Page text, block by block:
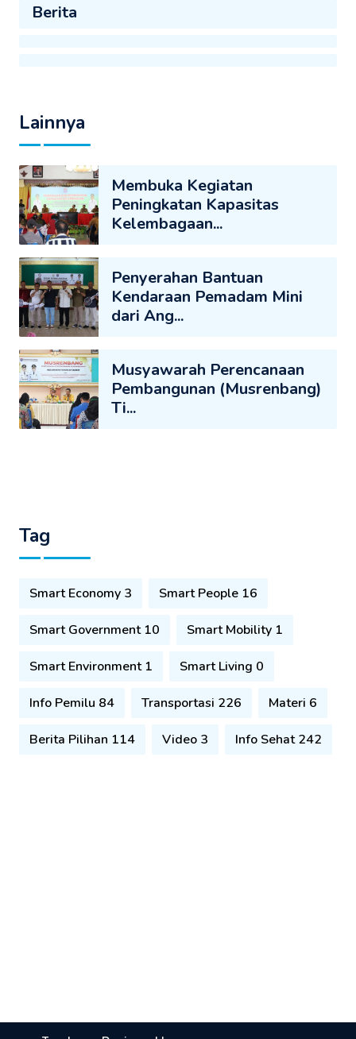
Berita
Lainnya
Membuka Kegiatan
Peningkatan Kapasitas
Kelembagaan...
Penyerahan Bantuan
Kendaraan Pemadam Mini
dari Ang...
Musyawarah Perencanaan
Pembangunan (Musrenbang)
Ti...
Tag
Smart Economy 3 Smart People 16
Smart Government 10 Smart Mobility 1
Smart Environment 1 Smart Living 0
Info Pemilu 84 Transportasi 226 Materi 6
Berita Pilihan 114 Video 3 Info Sehat 242